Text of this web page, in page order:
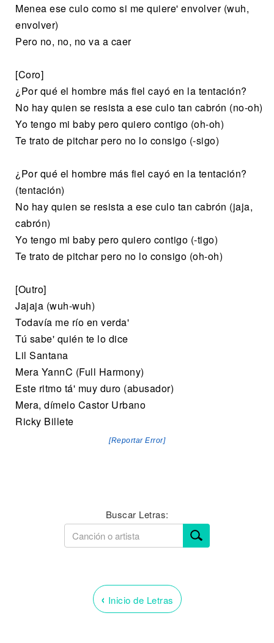
Menea ese culo como si me quiere' envolver (wuh,
envolver)
Pero no, no, no va a caer
[Coro]
¿Por qué el hombre más fiel cayó en la tentación?
No hay quien se resista a ese culo tan cabrón (no-oh)
Yo tengo mi baby pero quiero contigo (oh-oh)
Te trato de pitchar pero no lo consigo (-sigo)
¿Por qué el hombre más fiel cayó en la tentación?
(tentación)
No hay quien se resista a ese culo tan cabrón (jaja,
cabrón)
Yo tengo mi baby pero quiero contigo (-tigo)
Te trato de pitchar pero no lo consigo (oh-oh)
[Outro]
Jajaja (wuh-wuh)
Todavía me río en verda'
Tú sabe' quién te lo dice
Lil Santana
Mera YannC (Full Harmony)
Este ritmo tá' muy duro (abusador)
Mera, dímelo Castor Urbano
Ricky Billete
[Reportar Error]
Buscar Letras:
‹ Inicio de Letras